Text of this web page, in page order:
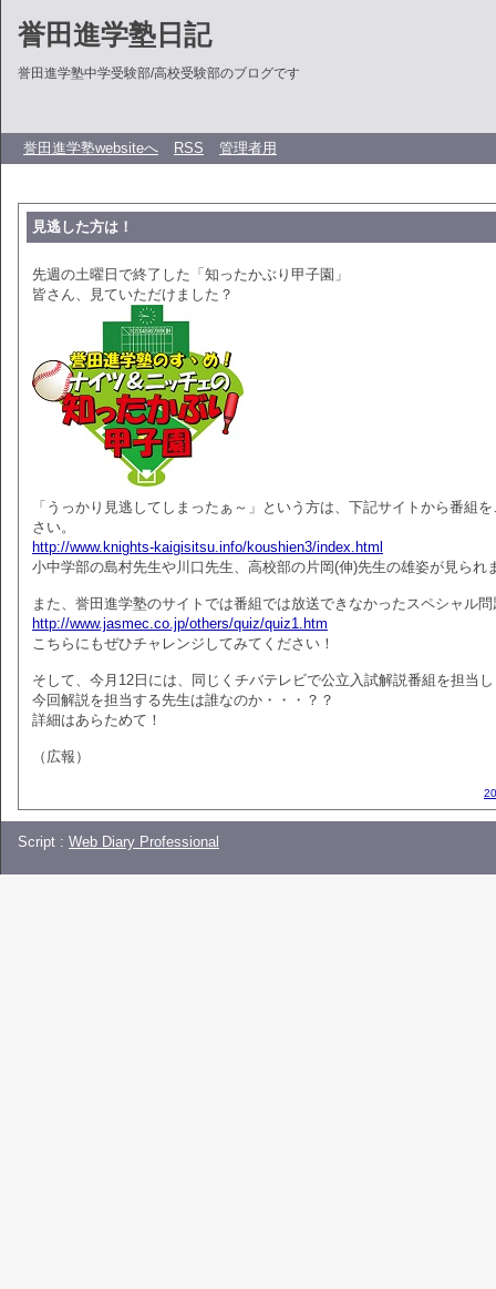
誉田進学塾日記
誉田進学塾中学受験部/高校受験部のブログです
誉田進学塾websiteへ RSS 管理者用
見逃した方は！
先週の土曜日で終了した「知ったかぶり甲子園」
皆さん、見ていただけました？
「うっかり見逃してしまったぁ～」という方は、下記サイトから番組
さい。
http://www.knights-kaigisitsu.info/koushien3/index.html
小中学部の島村先生や川口先生、高校部の片岡(伸)先生の雄姿が見られ
また、誉田進学塾のサイトでは番組では放送できなかったスペシャル
http://www.jasmec.co.jp/others/quiz/quiz1.htm
こちらにもぜひチャレンジしてみてください！
そして、今月12日には、同じくチバテレビで公立入試解説番組を担当
今回解説を担当する先生は誰なのか・・・？？
詳細はあらためて！
（広報）
Script : Web Diary Professional